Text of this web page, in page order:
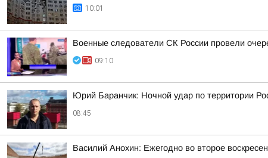
10:01
Военные следователи СК России провели
09:10
Юрий Баранчик: Ночной удар по территории
08:45
Василий Анохин: Ежегодно во второе